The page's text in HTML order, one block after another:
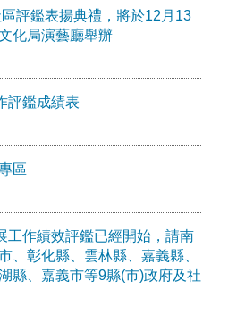
評鑑表揚典禮，將於12月13
化局演藝廳舉辦
評鑑成績表
區
工作績效評鑑已經開始，請南
、彰化縣、雲林縣、嘉義縣、
縣、嘉義市等9縣(市)政府及社